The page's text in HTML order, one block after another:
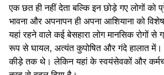
एक छत ही नहीं देता बल्कि इन छोड़े गए लोगों
भावना और अपनापन ही अपना आशियाना को
यहां रहने वाले कई बेसहारा लोग मानसिक रोगों
रूप से घायल, अत्यंत कुपोषित और गंदे हालात
कीड़े तक थे। लेकिन यहां के स्वयंसेवकों और